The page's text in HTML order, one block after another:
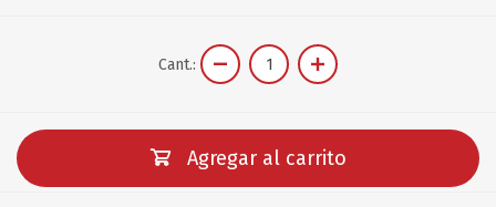
Cant.:
Agregar al carrito